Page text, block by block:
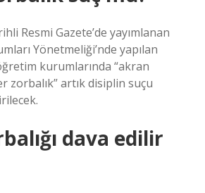
Resmi Gazete’de yayımlanan
Yönetmeliği’nde yapılan
kurumlarında “akran
zorbalık” artık disiplin suçu
dava edilir